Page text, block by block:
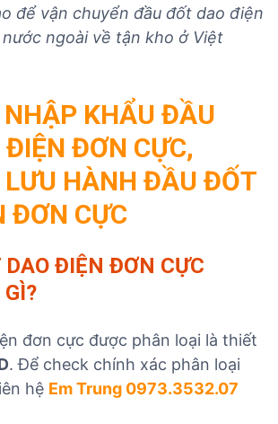
để vận chuyển đầu đốt dao điện
ngoài về tận kho ở Việt
KHẨU ĐẦU
ĐƠN CỰC,
HÀNH ĐẦU ĐỐT
ĐƠN CỰC
ĐIỆN ĐƠN CỰC
đơn cực được phân loại là thiết
. Để check chính xác phân loại
hệ Em Trung 0973.3532.07